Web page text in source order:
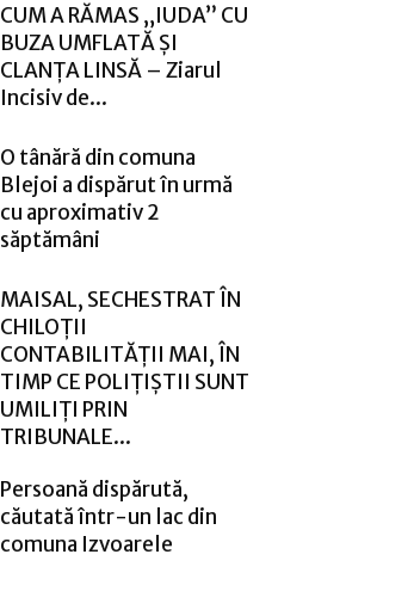
CUM A RĂMAS „IUDA” CU
BUZA UMFLATĂ ȘI
CLANȚA LINSĂ – Ziarul
Incisiv de...
O tânără din comuna
Blejoi a dispărut în urmă
cu aproximativ 2
săptămâni
MAISAL, SECHESTRAT ÎN
CHILOȚII
CONTABILITĂȚII MAI, ÎN
TIMP CE POLIȚIȘTII SUNT
UMILIȚI PRIN
TRIBUNALE...
Persoană dispărută,
căutată într-un lac din
comuna Izvoarele